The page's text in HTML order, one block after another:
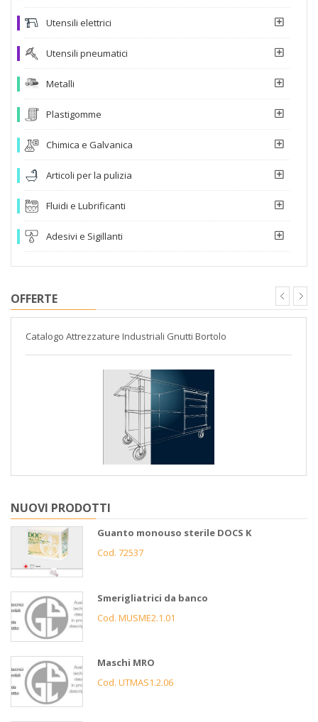
Utensili elettrici
Utensili pneumatici
Metalli
Plastigomme
Chimica e Galvanica
Articoli per la pulizia
Fluidi e Lubrificanti
Adesivi e Sigillanti
OFFERTE
Catalogo Attrezzature Industriali Gnutti Bortolo
NUOVI PRODOTTI
Guanto monouso sterile DOCS K
Cod. 72537
Smerigliatrici da banco
Cod. MUSME2.1.01
Maschi MRO
Cod. UTMAS1.2.06